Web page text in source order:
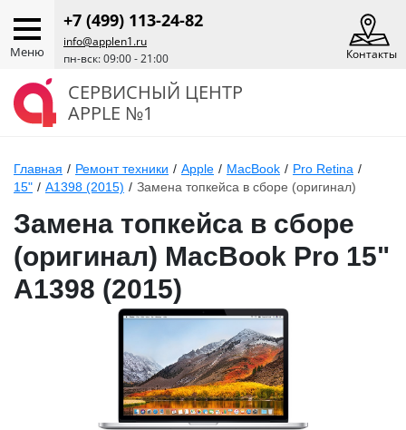
Меню
+7 (499) 113-24-82
info@applen1.ru
пн-вск: 09:00 - 21:00
Контакты
СЕРВИСНЫЙ ЦЕНТР
APPLE №1
Главная / Ремонт техники / Apple / MacBook / Pro Retina /
15" / A1398 (2015) / Замена топкейса в сборе (оригинал)
Замена топкейса в сборе
(оригинал) MacBook Pro 15"
A1398 (2015)